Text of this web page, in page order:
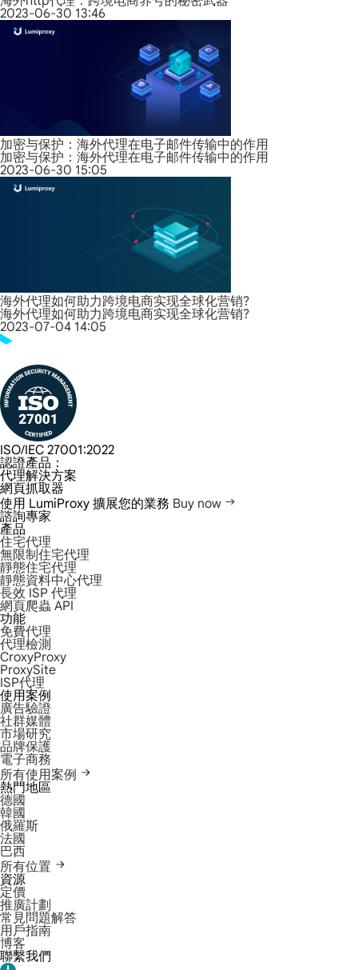
2023-06-30 13:46
加密与保护：海外代理在电子邮件传输中的作用
加密与保护：海外代理在电子邮件传输中的作用
2023-06-30 15:05
海外代理如何助力跨境电商实现全球化营销?
海外代理如何助力跨境电商实现全球化营销?
2023-07-04 14:05
ISO/IEC 27001:2022
認證產品：
代理解決方案
網頁抓取器
使用 LumiProxy 擴展您的業務 Buy now
諮詢專家
產品
住宅代理
無限制住宅代理
靜態住宅代理
靜態資料中心代理
長效 ISP 代理
網頁爬蟲 API
功能
免費代理
代理檢測
CroxyProxy
ProxySite
ISP代理
使用案例
廣告驗證
社群媒體
市場研究
品牌保護
電子商務
所有使用案例
熱門地區
德國
韓國
俄羅斯
法國
巴西
所有位置
資源
定價
推廣計劃
常見問題解答
用戶指南
博客
聯繫我們